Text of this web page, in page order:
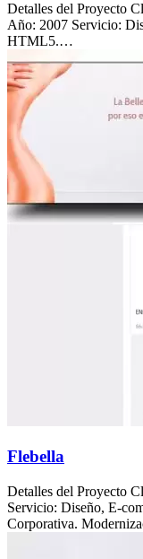
Detalles del Proyecto
Año: 2007 Servicio:
HTML5.…
Flebella
Detalles del Proyecto
Servicio: Diseño, E-
Corporativa.